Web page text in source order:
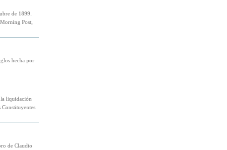
de 1899.
Post,
hecha por
liquidación
de Claudio